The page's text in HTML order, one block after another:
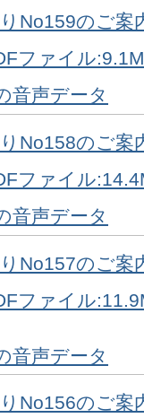
No159のご案
ファイル
音声データ
No158のご案
ファイル
音声データ
No157のご案
ファイル
音声データ
No156のご案